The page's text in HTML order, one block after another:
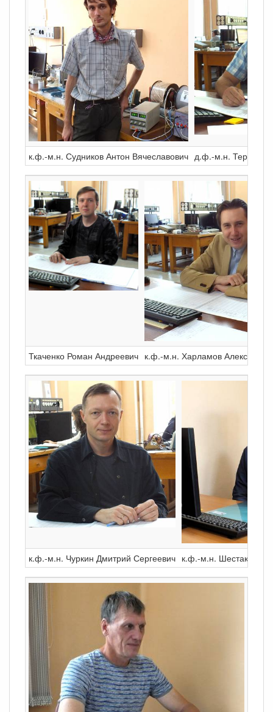
к.ф.-м.н. Судников Антон Вячеславович д.ф.-м.н.
Ткаченко Роман Андреевич к.ф.-м.н. Харламов Алексей
к.ф.-м.н. Чуркин Дмитрий Сергеевич к.ф.-м.н. Шестаков